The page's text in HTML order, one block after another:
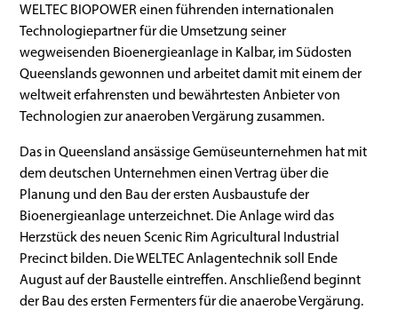
WELTEC BIOPOWER einen führenden internationalen
Technologiepartner für die Umsetzung seiner
wegweisenden Bioenergieanlage in Kalbar, im Südosten
Queenslands gewonnen und arbeitet damit mit einem der
weltweit erfahrensten und bewährtesten Anbieter von
Technologien zur anaeroben Vergärung zusammen.
Das in Queensland ansässige Gemüseunternehmen hat mit
dem deutschen Unternehmen einen Vertrag über die
Planung und den Bau der ersten Ausbaustufe der
Bioenergieanlage unterzeichnet. Die Anlage wird das
Herzstück des neuen Scenic Rim Agricultural Industrial
Precinct bilden. Die WELTEC Anlagentechnik soll Ende
August auf der Baustelle eintreffen. Anschließend beginnt
der Bau des ersten Fermenters für die anaerobe Vergärung.